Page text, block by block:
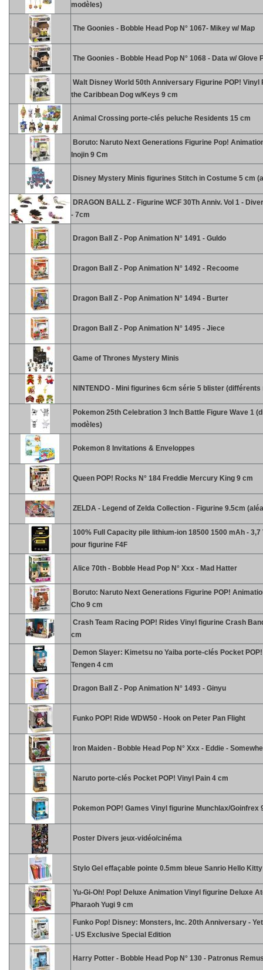
modèles)
The Goonies - Bobble Head Pop N° 1067- Mikey w/ Map
The Goonies - Bobble Head Pop N° 1068 - Data w/ Glove
Walt Disney World 50th Anniversary Figurine POP! Vinyl
the Caribbean Dog w/Keys 9 cm
Animal Crossing porte-clés peluche Residents 15 cm
Boruto: Naruto Next Generations Figurine Pop!
Inojin 9 Cm
Disney Mystery Minis figurines Stitch in Costume 5 cm
DRAGON BALL Z - Figurine WCF 30Th Anniv. Vol 1 -
- 7cm
Dragon Ball Z - Pop Animation N° 1491 - Guldo
Dragon Ball Z - Pop Animation N° 1492 - Recoome
Dragon Ball Z - Pop Animation N° 1494 - Burter
Dragon Ball Z - Pop Animation N° 1495 - Jiece
Game of Thrones Mystery Minis
NINTENDO - Mini figurines 6cm série 5 blister (différents
Pokemon 25th Celebration 3 Inch Battle Figure Wave 1
modèles)
Pokemon 8 Invitations & Enveloppes
Queen POP! Rocks N° 184 Freddie Mercury King 9 cm
ZELDA - Legend of Zelda Collection - Figurine 9.5cm
100% Full Capacity pile lithium-ion 18500 1500 mAh - 3,7
pour figurine F4F
Alice 70th - Bobble Head Pop N° Xxx - Mad Hatter
Boruto: Naruto Next Generations Figurine POP!
Cho 9 cm
Crash Team Racing POP! Rides Vinyl figurine Crash
cm
Demon Slayer: Kimetsu no Yaiba porte-clés Pocket
Tengen 4 cm
Dragon Ball Z - Pop Animation N° 1493 - Ginyu
Funko POP! Ride WDW50 - Hook on Peter Pan Flight
Iron Maiden - Bobble Head Pop N° Xxx - Eddie -
Naruto porte-clés Pocket POP! Vinyl Pain 4 cm
Pokemon POP! Games Vinyl figurine Munchlax/Goinfrex
Poster Divers jeux-vidéo/cinéma
Stylo Gel effaçable pointe 0.5mm bleue Sanrio Hello
Yu-Gi-Oh! Pop! Deluxe Animation Vinyl figurine Deluxe
Pharaoh Yugi 9 cm
Funko Pop! Disney: Monsters, Inc. 20th Anniversary -
- US Exclusive Special Edition
Harry Potter - Bobble Head Pop N° 130 - Patronus